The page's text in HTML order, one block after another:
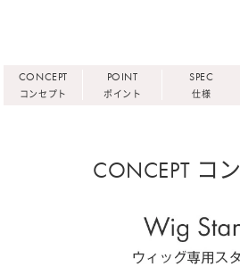
CONCEPT
コンセプト
POINT
ポイント
SPEC
仕様
CONCEPT コ